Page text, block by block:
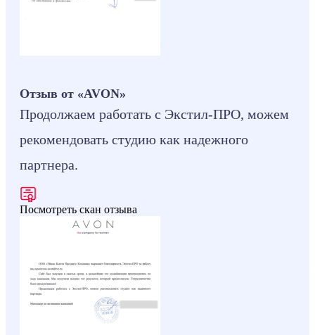
Отзыв от «AVON»
Продолжаем работать с Экстил-ПРО, можем
рекомендовать студию как надежного
партнера.
Посмотреть скан отзыва